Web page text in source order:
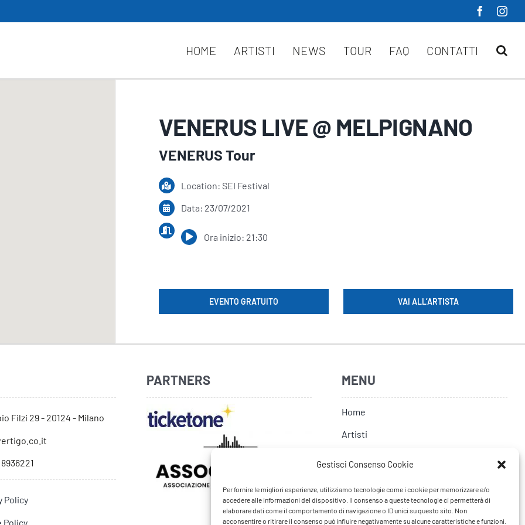
Gestisci Consenso Cookie
Per fornire le migliori esperienze, utilizziamo tecnologie come i cookie per memorizzare e/o
accedere alle informazioni del dispositivo. Il consenso a queste tecnologie ci permetterà di
elaborare dati come il comportamento di navigazione o ID unici su questo sito. Non
acconsentire o ritirare il consenso può influire negativamente su alcune caratteristiche e funzioni.
HOME ARTISTI NEWS TOUR FAQ CONTATTI
VENERUS LIVE @ MELPIGNANO
VENERUS Tour
Location: SEI Festival
Data: 23/07/2021
Ora inizio: 21:30
EVENTO GRATUITO VAI ALL’ARTISTA
Filzi 29 - 20124 - Milano
Policy
Policy
PARTNERS MENU
Home
Artisti
FAQ